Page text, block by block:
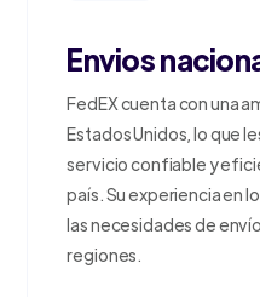
Envios
FedEX cuenta con una
Estados Unidos, lo que
servicio confiable y
país. Su experiencia en
las necesidades de
regiones.